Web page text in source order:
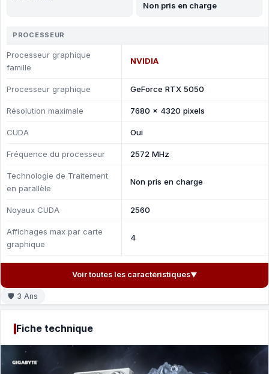
Non pris en charge
PROCESSEUR
Processeur graphique
famille
NVIDIA
Processeur graphique GeForce RTX 5050
Résolution maximale 7680 x 4320 pixels
CUDA Oui
Fréquence du processeur 2572 MHz
Technologie de Traitement
en parallèle
Non pris en charge
Noyaux CUDA 2560
Affichages max par carte
graphique
4
Voir toutes les caractéristiques▼
🛡 3 Ans
Fiche technique